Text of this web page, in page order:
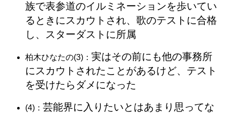
族で表参道のイルミネーションを歩いてい
るときにスカウトされ、歌のテストに合格
し、スターダストに所属
柏木ひなたの(3)： 実はその前にも他の事務所
にスカウトされたことがあるけど、テスト
を受けたらダメになった
(4)： 芸能界に入りたいとはあまり思ってな